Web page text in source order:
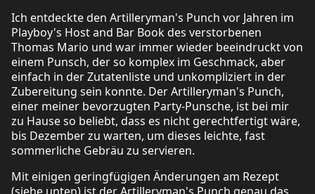
Ich entdeckte den Artilleryman's Punch vor Jahren im
Playboy's Host and Bar Book des verstorbenen
Thomas Mario und war immer wieder beeindruckt von
einem Punsch, der so komplex im Geschmack, aber
einfach in der Zutatenliste und unkompliziert in der
Zubereitung sein konnte. Der Artilleryman's Punch,
einer meiner bevorzugten Party-Punsche, ist bei mir
zu Hause so beliebt, dass es nicht gerechtfertigt wäre,
bis Dezember zu warten, um dieses leichte, fast
sommerliche Gebräu zu servieren.
Mit einigen geringfügigen Änderungen am Rezept
(siehe unten) ist der Artilleryman's Punch genau das